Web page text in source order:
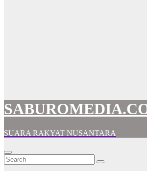
SUARA RAKYAT NUSANTARA